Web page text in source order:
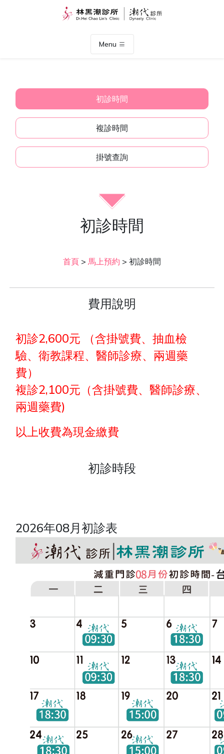
Menu
初診時間
複診時間
掛號查詢
初診時間
首頁 > 馬上預約 > 初診時間
費用說明
初診2,600元 （含掛號費、抽血檢
驗、衛教課程、醫師診療、兩週藥
費）
複診2,100元（含掛號費、醫師診療、
兩週藥費)
以上收費為現金繳費
初診時段
2026年08月初診表